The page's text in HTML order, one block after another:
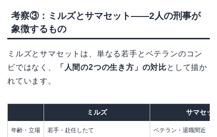
考察③：ミルズとサマセット——2人の刑事が
象徴するもの
ミルズとサマセットは、単なる若手とベテランのコン
ビではなく、
「人間の2つの生き方」の対比として描か
れています。
ミルズ サマセッ
年齢・立場 若手・赴任したて ベテラン・退職間近